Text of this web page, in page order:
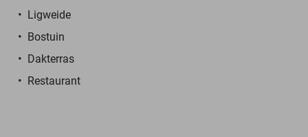
Ligweide
Bostuin
Dakterras
Restaurant